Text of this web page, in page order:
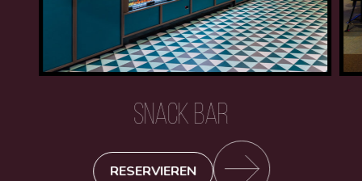
SNACK BAR
RESERVIEREN